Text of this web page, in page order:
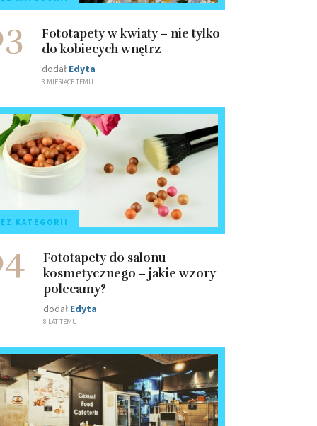
Fototapety w kwiaty – nie tylko
do kobiecych wnętrz
dodał Edyta
3 MIESIĄCE TEMU
KATEGORII
Fototapety do salonu
kosmetycznego – jakie wzory
polecamy?
dodał Edyta
8 LAT TEMU